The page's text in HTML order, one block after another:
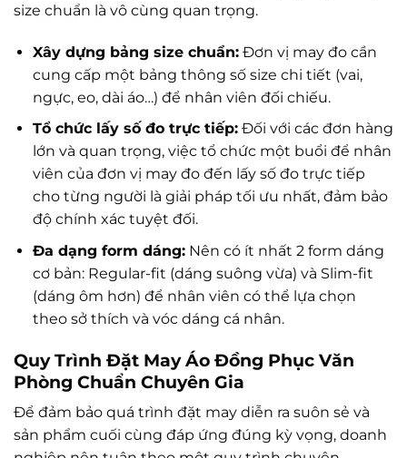
size chuẩn là vô cùng quan trọng.
Xây dựng bảng size chuẩn:Đơn vị may đo cần
cung cấp một bảng thông số size chi tiết (vai,
ngực, eo, dài áo…) để nhân viên đối chiếu.
Tổ chức lấy số đo trực tiếp:Đối với các đơn hàng
lớn và quan trọng, việc tổ chức một buổi để nhân
viên của đơn vị may đo đến lấy số đo trực tiếp
cho từng người là giải pháp tối ưu nhất, đảm bảo
độ chính xác tuyệt đối.
Đa dạng form dáng:Nên có ít nhất 2 form dáng
cơ bản: Regular-fit (dáng suông vừa) và Slim-fit
(dáng ôm hơn) để nhân viên có thể lựa chọn
theo sở thích và vóc dáng cá nhân.
Quy Trình Đặt May Áo Đồng Phục Văn
Phòng Chuẩn Chuyên Gia
Để đảm bảo quá trình đặt may diễn ra suôn sẻ và
sản phẩm cuối cùng đáp ứng đúng kỳ vọng, doanh